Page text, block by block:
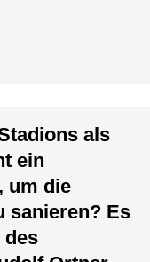
als
ein
um die
sanieren? Es
des